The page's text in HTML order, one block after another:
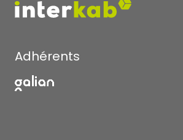
Adhérents